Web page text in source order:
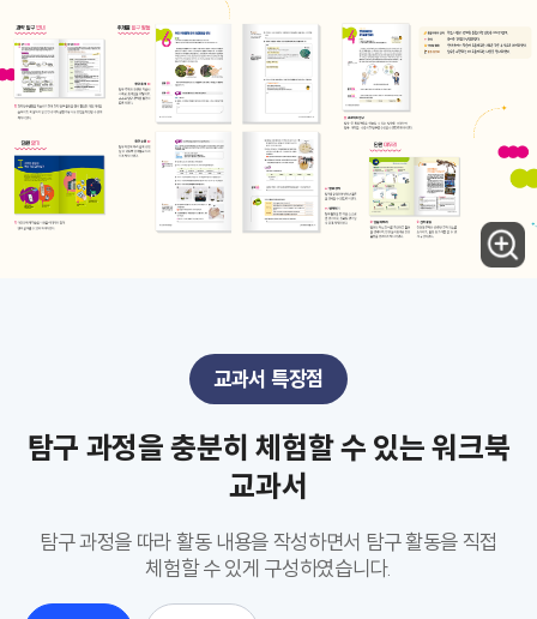
교과서 특장점
탐구 과정을 충분히 체험할 수 있는 워크북
교과서
탐구 과정을 따라 활동 내용을 작성하면서 탐구 활동을 직접
체험할 수 있게 구성하였습니다.